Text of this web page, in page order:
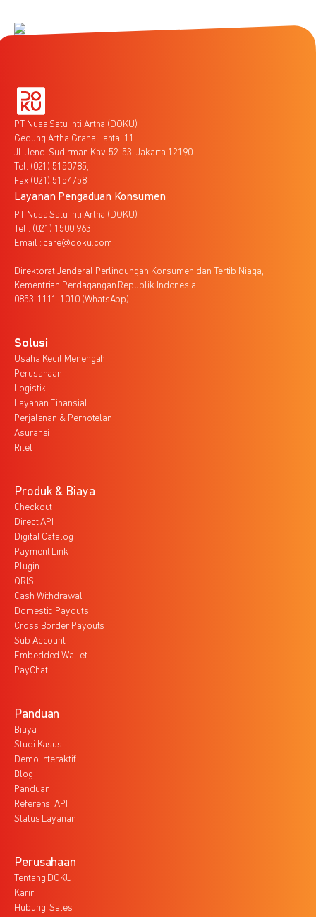
PT Nusa Satu Inti Artha (DOKU)
Gedung Artha Graha Lantai 11
Jl. Jend. Sudirman Kav. 52-53, Jakarta 12190
Tel. (021) 5150785,
Fax (021) 5154758
Layanan Pengaduan Konsumen
PT Nusa Satu Inti Artha (DOKU)
Tel : (021) 1500 963
Email : care@doku.com
Direktorat Jenderal Perlindungan Konsumen dan Tertib Niaga,
Kementrian Perdagangan Republik Indonesia,
0853-1111-1010 (WhatsApp)
Solusi
Usaha Kecil Menengah
Perusahaan
Logistik
Layanan Finansial
Perjalanan & Perhotelan
Asuransi
Ritel
Produk & Biaya
Checkout
Direct API
Digital Catalog
Payment Link
Plugin
QRIS
Cash Withdrawal
Domestic Payouts
Cross Border Payouts
Sub Account
Embedded Wallet
PayChat
Panduan
Biaya
Studi Kasus
Demo Interaktif
Blog
Panduan
Referensi API
Status Layanan
Perusahaan
Tentang DOKU
Karir
Hubungi Sales